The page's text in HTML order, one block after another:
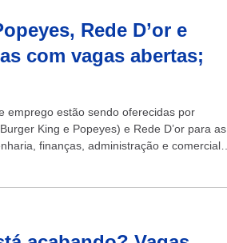
Rede D’or e
com vagas abertas;
emprego estão sendo oferecidas por
King e Popeyes) e Rede D’or para as
finanças, administração e comercial.